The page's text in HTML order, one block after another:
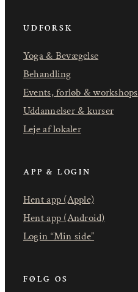
UDFORSK
Yoga & Bevægelse
Behandling
Events, forløb & workshops
Uddannelser & kurser
Leje af lokaler
APP & LOGIN
Hent app (Apple)
Hent app (Android)
Login “Min side”
FØLG OS